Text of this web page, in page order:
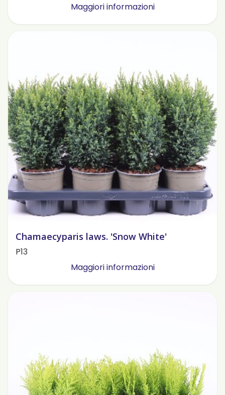
Maggiori informazioni
Chamaecyparis laws. 'Snow White'
P13
Maggiori informazioni